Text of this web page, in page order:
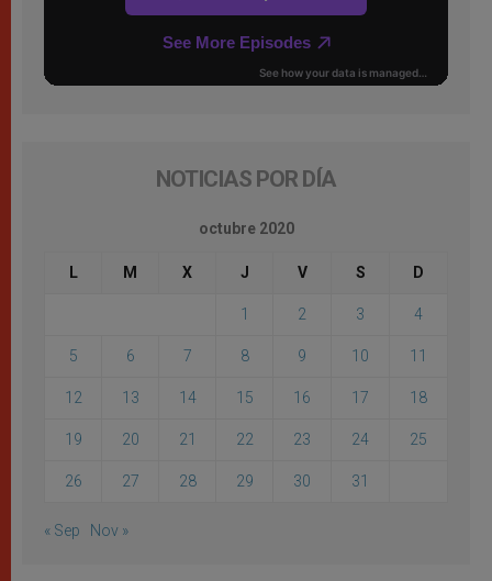
NOTICIAS POR DÍA
octubre 2020
L M X J V S D
1 2 3 4
5 6 7 8 9 10 11
12 13 14 15 16 17 18
19 20 21 22 23 24 25
26 27 28 29 30 31
« Sep Nov »